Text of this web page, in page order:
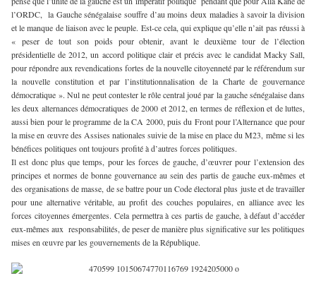
l’ORDC, la Gauche sénégalaise souffre d’au moins deux maladies à savoir la division
et le manque de liaison avec le peuple. Est-ce cela, qui explique qu’elle n’ait pas réussi à
« peser de tout son poids pour obtenir, avant le deuxième tour de l’élection
présidentielle de 2012, un accord politique clair et précis avec le candidat Macky Sall,
pour répondre aux revendications fortes de la nouvelle citoyenneté par le référendum sur
la nouvelle constitution et par l’institutionnalisation de la Charte de gouvernance
démocratique ». Nul ne peut contester le rôle central joué par la gauche sénégalaise dans
les deux alternances démocratiques de 2000 et 2012, en termes de réflexion et de luttes,
aussi bien pour le programme de la CA 2000, puis du Front pour l’Alternance que pour
la mise en œuvre des Assises nationales suivie de la mise en place du M23, même si les
bénéfices politiques ont toujours profité à d’autres forces politiques.
Il est donc plus que temps, pour les forces de gauche, d’œuvrer pour l’extension des
principes et normes de bonne gouvernance au sein des partis de gauche eux-mêmes et
des organisations de masse, de se battre pour un Code électoral plus juste et de travailler
pour une alternative véritable, au profit des couches populaires, en alliance avec les
forces citoyennes émergentes. Cela permettra à ces partis de gauche, à défaut d’accéder
eux-mêmes aux responsabilités, de peser de manière plus significative sur les politiques
mises en œuvre par les gouvernements de la République.